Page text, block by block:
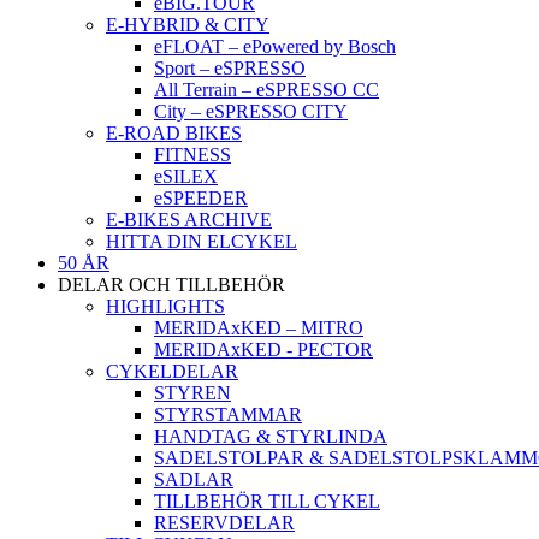
E-HYBRID & CITY
eFLOAT – ePowered by Bosch
Sport – eSPRESSO
All Terrain – eSPRESSO CC
City – eSPRESSO CITY
E-ROAD BIKES
FITNESS
eSILEX
eSPEEDER
E-BIKES ARCHIVE
HITTA DIN ELCYKEL
50 ÅR
DELAR OCH TILLBEHÖR
HIGHLIGHTS
MERIDAxKED – MITRO
MERIDAxKED - PECTOR
CYKELDELAR
STYREN
STYRSTAMMAR
HANDTAG & STYRLINDA
SADELSTOLPAR &
SADLAR
TILLBEHÖR TILL CYKEL
RESERVDELAR